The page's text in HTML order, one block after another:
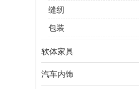
缝纫
包装
软体家具
汽车内饰